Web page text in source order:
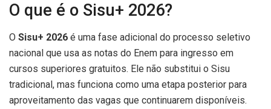
O que é o Sisu+ 2026?
O Sisu+ 2026 é uma fase adicional do processo seletivo
nacional que usa as notas do Enem para ingresso em
cursos superiores gratuitos. Ele não substitui o Sisu
tradicional, mas funciona como uma etapa posterior para
aproveitamento das vagas que continuarem disponíveis.